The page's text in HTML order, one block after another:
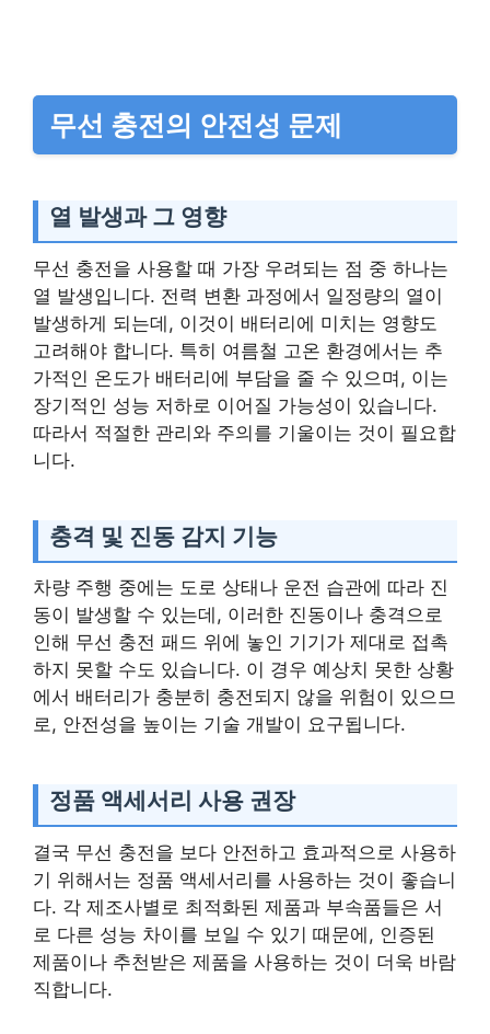
무선 충전의 안전성 문제
열 발생과 그 영향
무선 충전을 사용할 때 가장 우려되는 점 중 하나는
열 발생입니다. 전력 변환 과정에서 일정량의 열이
발생하게 되는데, 이것이 배터리에 미치는 영향도
고려해야 합니다. 특히 여름철 고온 환경에서는 추
가적인 온도가 배터리에 부담을 줄 수 있으며, 이는
장기적인 성능 저하로 이어질 가능성이 있습니다.
따라서 적절한 관리와 주의를 기울이는 것이 필요합
니다.
충격 및 진동 감지 기능
차량 주행 중에는 도로 상태나 운전 습관에 따라 진
동이 발생할 수 있는데, 이러한 진동이나 충격으로
인해 무선 충전 패드 위에 놓인 기기가 제대로 접촉
하지 못할 수도 있습니다. 이 경우 예상치 못한 상황
에서 배터리가 충분히 충전되지 않을 위험이 있으므
로, 안전성을 높이는 기술 개발이 요구됩니다.
정품 액세서리 사용 권장
결국 무선 충전을 보다 안전하고 효과적으로 사용하
기 위해서는 정품 액세서리를 사용하는 것이 좋습니
다. 각 제조사별로 최적화된 제품과 부속품들은 서
로 다른 성능 차이를 보일 수 있기 때문에, 인증된
제품이나 추천받은 제품을 사용하는 것이 더욱 바람
직합니다.